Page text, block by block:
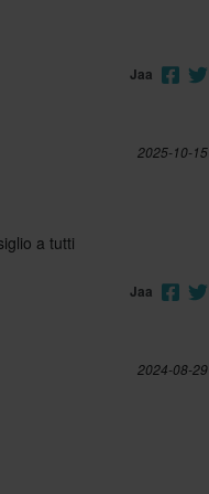
Jaa
2025-10-15
a tutti
Jaa
2024-08-29